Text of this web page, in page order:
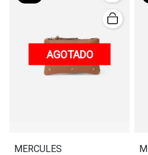
AGOTADO
MERCULES